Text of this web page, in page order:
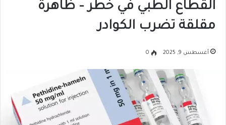
القطاع الطبي في خطر – ظاهرة
مقلقة تضرب الكوادر
أغسطس 9, 2025 0